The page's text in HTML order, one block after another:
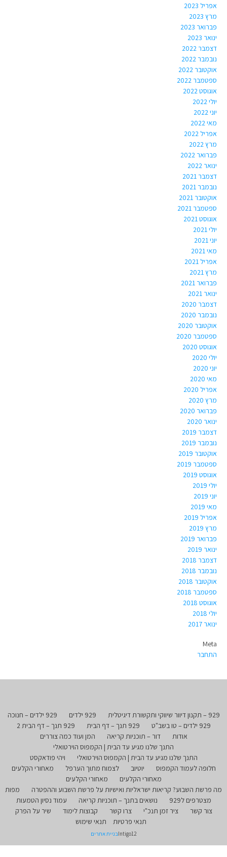
אפריל 2023
מרץ 2023
פברואר 2023
ינואר 2023
דצמבר 2022
נובמבר 2022
אוקטובר 2022
ספטמבר 2022
אוגוסט 2022
יולי 2022
יוני 2022
מאי 2022
אפריל 2022
מרץ 2022
פברואר 2022
ינואר 2022
דצמבר 2021
נובמבר 2021
אוקטובר 2021
ספטמבר 2021
אוגוסט 2021
יולי 2021
יוני 2021
מאי 2021
אפריל 2021
מרץ 2021
פברואר 2021
ינואר 2021
דצמבר 2020
נובמבר 2020
אוקטובר 2020
ספטמבר 2020
אוגוסט 2020
יולי 2020
יוני 2020
מאי 2020
אפריל 2020
מרץ 2020
פברואר 2020
ינואר 2020
דצמבר 2019
נובמבר 2019
אוקטובר 2019
ספטמבר 2019
אוגוסט 2019
יולי 2019
יוני 2019
מאי 2019
אפריל 2019
מרץ 2019
פברואר 2019
ינואר 2019
דצמבר 2018
נובמבר 2018
אוקטובר 2018
ספטמבר 2018
אוגוסט 2018
יולי 2018
ינואר 2017
Meta
התחבר
929 – תקנון דיוור שיווקי ותקשורת דיגיטלית 929 ילדים
929 ילדים – חנוכה
929 ילדים – טו בשב"ט
929 תנך – דף הבית
929 תנך – דף הבית 2
אודות
דור – תוכניות קריאה
המן ועוד כמה צוררים
התנך שלנו מגיע עד הבית | הקמפוס הוירטואלי
התנך שלנו מגיע עד הבית | הקמפוס הוירטואלי
ויהי פודאקסט
חלופה לעמוד הקמפוס
יוטיוב לצמוח מתוך הערפל
מאחורי הקלעים
מאחורי הקלעים
מאחורי הקלעים
מה פרשת השבוע? קריאות ישראליות ואישיות על פרשת השבוע וההפטרה
מפות
מצטרפים ל929
נושאים בתנך – תוכניות קריאה
עמוד נסיון הטמעות
צור קשר
ציר זמן תנכ"י צרו קשר קבוצות לימוד
שיר על הפרק
תנאי פרטיות
תנאי שימוש
Intigo12בניית אתרים